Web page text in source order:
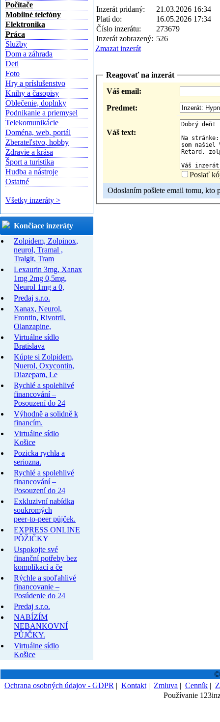
Počítače
Mobilné telefóny
Elektronika
Práca
Služby
Dom a záhrada
Deti
Foto
Hry a príslušenstvo
Knihy a časopisy
Oblečenie, doplnky
Podnikanie a priemysel
Telekomunikácie
Doména, web, portál
Zberateľstvo, hobby
Zdravie a krása
Šport a turistika
Hudba a nástroje
Ostatné
Všetky inzeráty >
Končiace inzeráty
Zolpidem, Zolpinox,
neurol, Tramal ,
Tralgit, Tram
Lexaurin 3mg, Xanax
1mg 2mg 0,5mg,
Neurol 1mg a 0,
Predaj s.r.o.
Xanax, Neurol,
Frontin, Rivotril,
Olanzapine,
Virtuálne sídlo
Bratislava
Kúpte si Zolpidem,
Nuerol, Oxycontin,
Diazepam, Le
Rychlé a spolehlivé
financování –
Posouzení do 24
Výhodně a solidně k
financím.
Virtuálne sídlo
Košice
Pozicka rychla a
seriozna.
Rychlé a spolehlivé
financování –
Posouzení do 24
Exkluzivní nabídka
soukromých
peer-to-peer půjček.
EXPRESS ONLINE
PÔŽIČKY
Uspokojte své
finanční potřeby bez
komplikací a če
Rýchle a spoľahlivé
financovanie –
Posúdenie do 24
Predaj s.r.o.
NABÍZÍM
NEBANKOVNÍ
PŮJČKY.
Virtuálne sídlo
Košice
Inzerát pridaný:
21.03.2026 16:34
Platí do:
16.05.2026 17:34
Číslo inzerátu:
273679
Inzerát zobrazený: 526
Zmazat inzerát
Reagovať na inzerát
Váš email:
Predmet:
Váš text:
Poslať
Odoslaním pošlete email tomu, kto
©
Ochrana osobných údajov - GDPR | Kontakt | Zmluva | Cenník |
Používanie